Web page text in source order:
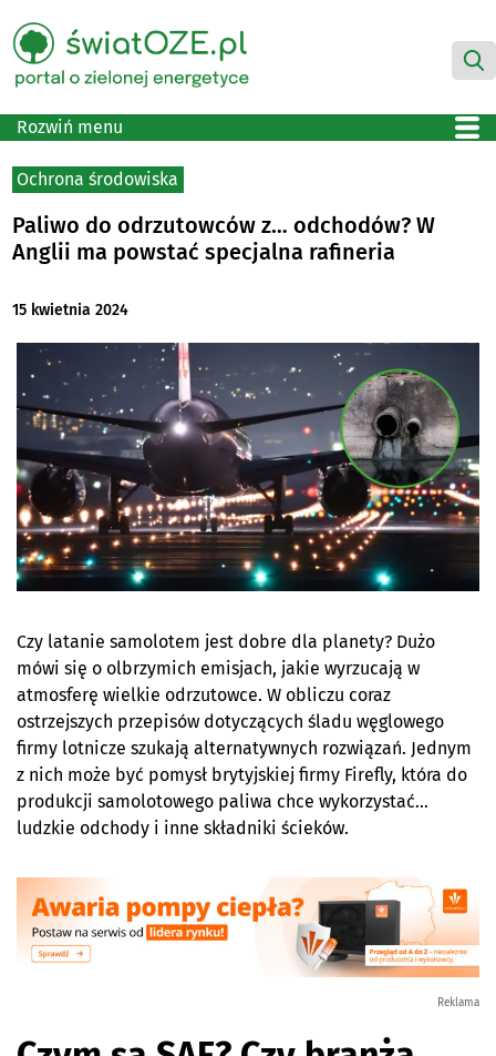
Rozwiń menu
Ochrona środowiska
Paliwo do odrzutowców z… odchodów? W
Anglii ma powstać specjalna rafineria
15 kwietnia 2024
Czy latanie samolotem jest dobre dla planety? Dużo
mówi się o olbrzymich emisjach, jakie wyrzucają w
atmosferę wielkie odrzutowce. W obliczu coraz
ostrzejszych przepisów dotyczących śladu węglowego
firmy lotnicze szukają alternatywnych rozwiązań. Jednym
z nich może być pomysł brytyjskiej firmy Firefly, która do
produkcji samolotowego paliwa chce wykorzystać…
ludzkie odchody i inne składniki ścieków.
Reklama